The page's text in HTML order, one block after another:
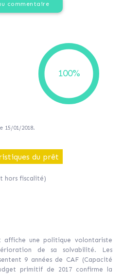
commentaire
01/2018.
du prêt
hors fiscalité)
affiche une politique volontariste
de sa solvabilité. Les
9 années de CAF (Capacité
primitif de 2017 confirme la